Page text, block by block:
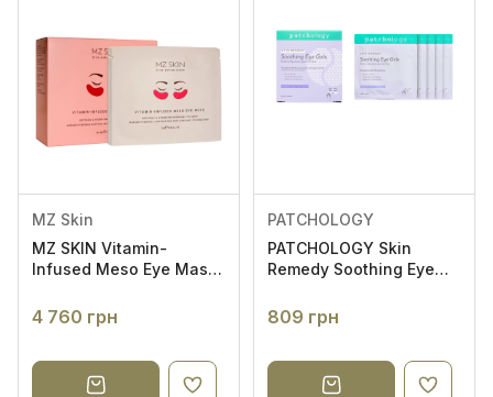
MZ Skin
MZ SKIN Vitamin-
Infused Meso Eye Mask
мезомаска-патчі під
4 760 грн
PATCHOLOGY
PATCHOLOGY Skin
Remedy Soothing Eye
Заспокійливі патчі
809 грн